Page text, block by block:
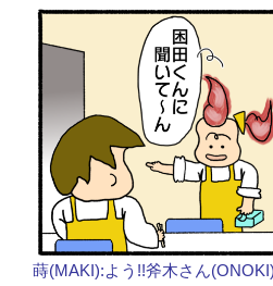
蒔(MAKI):よう!!斧木さん